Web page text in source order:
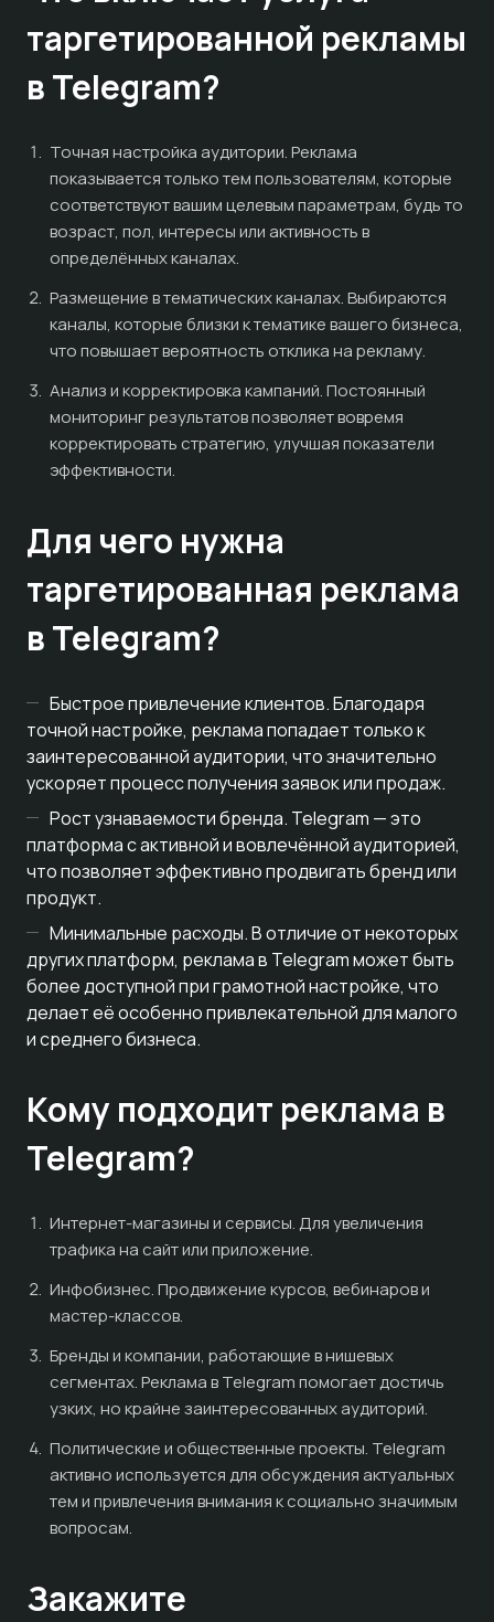
таргетированной рекламы
в Telegram?
Точная настройка аудитории. Реклама
показывается только тем пользователям, которые
соответствуют вашим целевым параметрам, будь то
возраст, пол, интересы или активность в
определённых каналах.
Размещение в тематических каналах. Выбираются
каналы, которые близки к тематике вашего бизнеса,
что повышает вероятность отклика на рекламу.
Анализ и корректировка кампаний. Постоянный
мониторинг результатов позволяет вовремя
корректировать стратегию, улучшая показатели
эффективности.
Для чего нужна
таргетированная реклама
в Telegram?
Быстрое привлечение клиентов. Благодаря
точной настройке, реклама попадает только к
заинтересованной аудитории, что значительно
ускоряет процесс получения заявок или продаж.
Рост узнаваемости бренда. Telegram — это
платформа с активной и вовлечённой аудиторией,
что позволяет эффективно продвигать бренд или
продукт.
Минимальные расходы. В отличие от некоторых
других платформ, реклама в Telegram может быть
более доступной при грамотной настройке, что
делает её особенно привлекательной для малого
и среднего бизнеса.
Кому подходит реклама в
Telegram?
Интернет-магазины и сервисы. Для увеличения
трафика на сайт или приложение.
Инфобизнес. Продвижение курсов, вебинаров и
мастер-классов.
Бренды и компании, работающие в нишевых
сегментах. Реклама в Telegram помогает достичь
узких, но крайне заинтересованных аудиторий.
Политические и общественные проекты. Telegram
активно используется для обсуждения актуальных
тем и привлечения внимания к социально значимым
вопросам.
Закажите